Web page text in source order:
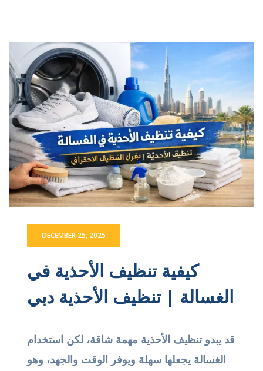
DECEMBER 25, 2025
كيفية تنظيف الأحذية في
الغسالة | تنظيف الأحذية دبي
قد يبدو تنظيف الأحذية مهمة شاقة، لكن استخدام
الغسالة يجعلها سهلة ويوفر الوقت والجهد، وهو